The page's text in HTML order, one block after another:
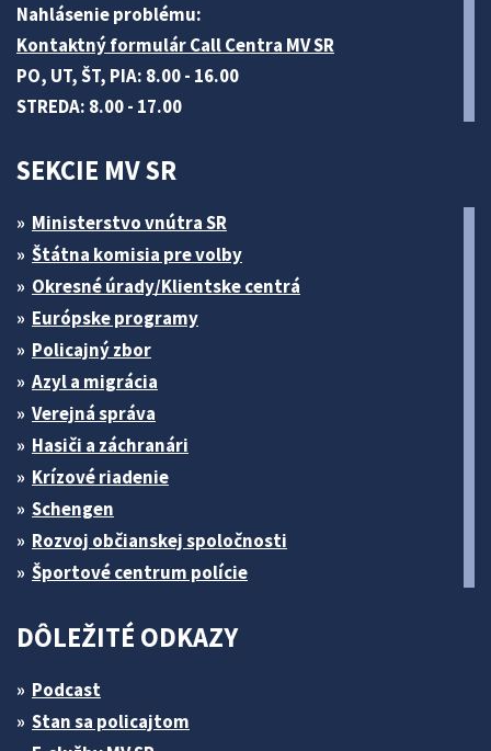
Nahlásenie problému:
Kontaktný formulár Call Centra MV SR
PO, UT, ŠT, PIA: 8.00 - 16.00
STREDA: 8.00 - 17.00
SEKCIE MV SR
Ministerstvo vnútra SR
Štátna komisia pre volby
Okresné úrady/Klientske centrá
Európske programy
Policajný zbor
Azyl a migrácia
Verejná správa
Hasiči a záchranári
Krízové riadenie
Schengen
Rozvoj občianskej spoločnosti
Športové centrum polície
DÔLEŽITÉ ODKAZY
Podcast
Stan sa policajtom